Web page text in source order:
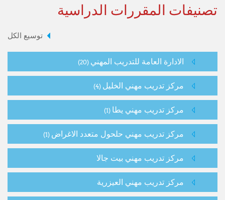
تصنيفات المقررات الدراسية
توسيع الكل
الادارة العامة للتدريب المهني (20)
مركز تدريب مهني الخليل (4)
مركز تدريب مهني يطا (1)
مركز تدريب مهني حلحول متعدد الاغراض (1)
مركز تدريب مهني بيت جالا
مركز تدريب مهني العيزرية